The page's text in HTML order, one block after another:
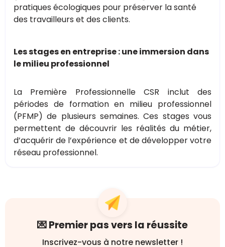
pratiques écologiques pour préserver la santé
des travailleurs et des clients.
Les stages en entreprise : une immersion dans
le milieu professionnel
La Première Professionnelle CSR inclut des
périodes de formation en milieu professionnel
(PFMP) de plusieurs semaines. Ces stages vous
permettent de découvrir les réalités du métier,
d’acquérir de l’expérience et de développer votre
réseau professionnel.
💌 Premier pas vers la réussite
Inscrivez-vous à notre newsletter !